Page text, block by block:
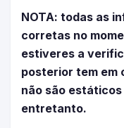
NOTA: todas as
corretas no
estiveres a
posterior tem em
não são
entretanto.